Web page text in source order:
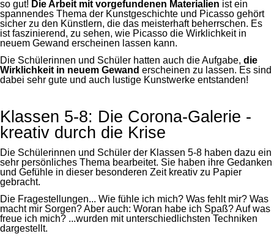
so gut! Die Arbeit mit vorgefundenen Materialien ist ein
spannendes Thema der Kunstgeschichte und Picasso gehört
sicher zu den Künstlern, die das meisterhaft beherrschen. Es
ist faszinierend, zu sehen, wie Picasso die Wirklichkeit in
neuem Gewand erscheinen lassen kann.
Die Schülerinnen und Schüler hatten auch die Aufgabe, die
Wirklichkeit in neuem Gewand erscheinen zu lassen. Es sind
dabei sehr gute und auch lustige Kunstwerke entstanden!
Klassen 5-8: Die Corona-Galerie -
kreativ durch die Krise
Die Schülerinnen und Schüler der Klassen 5-8 haben dazu ein
sehr persönliches Thema bearbeitet. Sie haben ihre Gedanken
und Gefühle in dieser besonderen Zeit kreativ zu Papier
gebracht.
Die Fragestellungen... Wie fühle ich mich? Was fehlt mir? Was
macht mir Sorgen? Aber auch: Woran habe ich Spaß? Auf was
freue ich mich? ...wurden mit unterschiedlichsten Techniken
dargestellt.